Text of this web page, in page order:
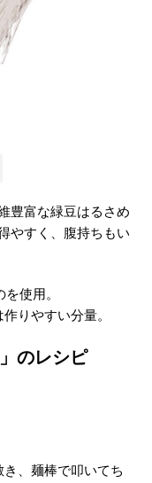
豊富な緑豆はるさめ
やすく、腹持ちもい
使用。
りやすい分量。
のレシピ
き、麺棒で叩いてち